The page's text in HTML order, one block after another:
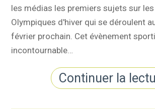
les médias les premiers sujets sur
Olympiques d'hiver qui se déroulent
février prochain. Cet évènement
incontournable…
Continuer la